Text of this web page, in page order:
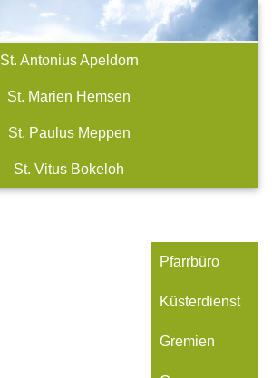
St. Antonius Apeldorn
St. Marien Hemsen
St. Paulus Meppen
St. Vitus Bokeloh
Pfarrbüro
Küsterdienst
Gremien